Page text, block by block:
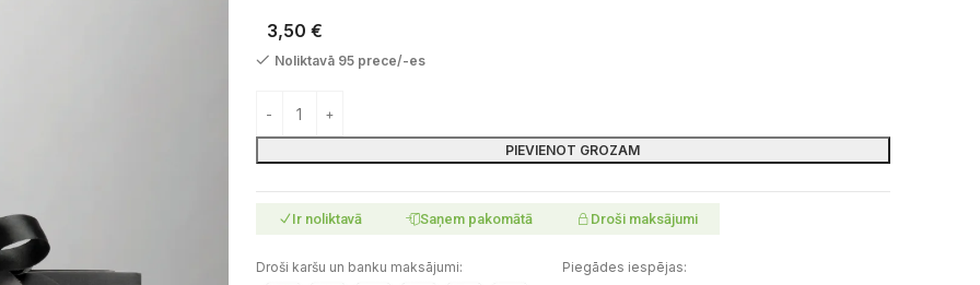
3,50 €
Noliktavā 95 prece/-es
PIEVIENOT GROZAM
Ir noliktavā Saņem pakomātā Droši maksājumi
Droši karšu un banku maksājumi: Piegādes iespējas: